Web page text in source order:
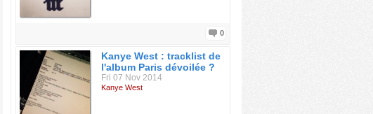
0
Kanye West : tracklist de
l'album Paris dévoilée ?
Fri 07 Nov 2014
Kanye West